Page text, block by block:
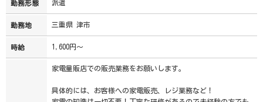
勤務形態 派遣
勤務地 三重県 津市
時給 1,600円～
家電量販店での販売業務をお願いします。
具体的には、お客様への家電販売、レジ業務など！